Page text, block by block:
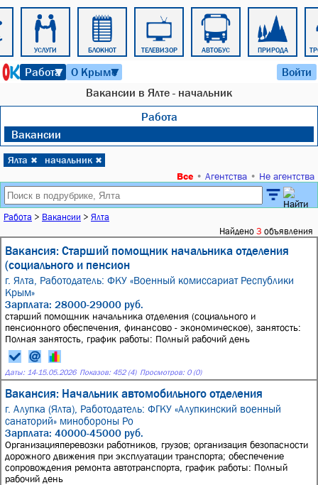
УСЛУГИ БЛОКНОТ ТЕЛЕВИЗОР АВТОБУС ПРИРОДА
Работа
▼ О Крыме
▼ Войти
Вакансии в Ялте - начальник
Работа
Вакансии
Ялта ✖ начальник ✖
Все • Агентства • Не агентства
Работа > Вакансии > Ялта
Найдено 3 объявления
Вакансия: Старший помощник начальника отделения
(социального и пенсион
г. Ялта, Работодатель: ФКУ «Военный комиссариат Республики
Крым»
Зарплата: 28000-29000 руб.
старший помощник начальника отделения (социального и
пенсионного обеспечения, финансово - экономическое), занятость:
Полная занятость, график работы: Полный рабочий день
Даты: 14-15.05.2026 Показов: 452 (4) Просмотров: 0 (0)
Вакансия: Начальник автомобильного отделения
г. Алупка (Ялта), Работодатель: ФГКУ «Алупкинский военный
санаторий» минобороны Ро
Зарплата: 40000-45000 руб.
Организацияперевозки работников, грузов; организация безопасности
дорожного движения при эксплуатации транспорта; обеспечение
сопровождения ремонта автотранспорта, график работы: Полный
рабочий день